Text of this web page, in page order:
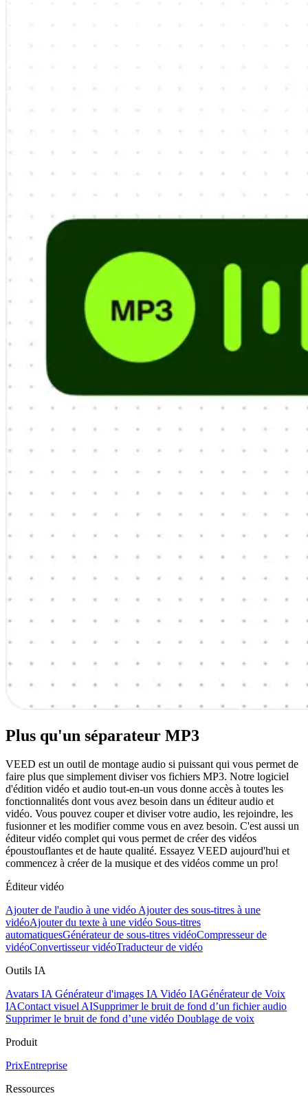
Plus qu'un séparateur MP3
VEED est un outil de montage audio si puissant qui vous permet de
faire plus que simplement diviser vos fichiers MP3. Notre logiciel
d'édition vidéo et audio tout-en-un vous donne accès à toutes les
fonctionnalités dont vous avez besoin dans un éditeur audio et
vidéo. Vous pouvez couper et diviser votre audio, les rejoindre, les
fusionner et les modifier comme vous en avez besoin. C'est aussi un
éditeur vidéo complet qui vous permet de créer des vidéos
époustouflantes et de haute qualité. Essayez VEED aujourd'hui et
commencez à créer de la musique et des vidéos comme un pro!
Éditeur vidéo
Ajouter de l'audio à une vidéoAjouter des sous-titres à une
vidéoAjouter du texte à une vidéo Sous-titres
automatiquesGénérateur de sous-titres vidéoCompresseur de
vidéoConvertisseur vidéoTraducteur de vidéo
Outils IA
Avatars IAGénérateur d'images IAVidéo IAGénérateur de Voix
IAContact visuel AISupprimer le bruit de fond d’un fichier audio
Supprimer le bruit de fond d’une vidéo Doublage de voix
Produit
PrixEntreprise
Ressources